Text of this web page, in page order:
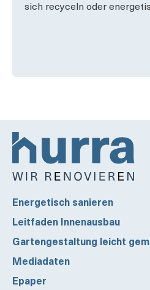
sich recyceln oder
Energetisch sanieren
Leitfaden Innenausbau
Gartengestaltung leicht
Mediadaten
Epaper